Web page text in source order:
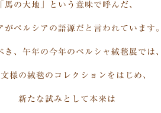
「馬の大地」という意味で呼んだ、
がペルシアの語源だと言われています。
き、午年の今年のペルシャ絨毯展では、
様の絨毯のコレクションをはじめ、
新たな試みとして本来は